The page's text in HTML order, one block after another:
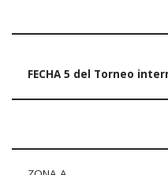
FECHA 5 del Torneo